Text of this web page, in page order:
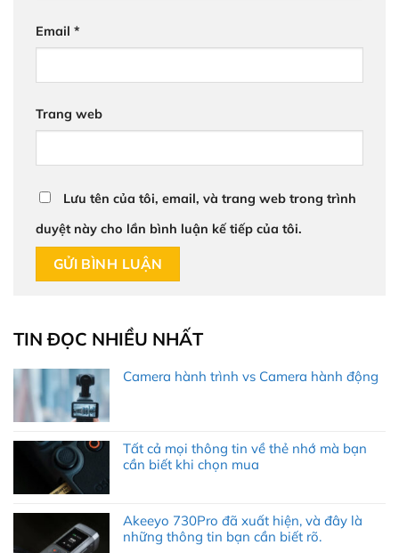
Email *
Trang web
Lưu tên của tôi, email, và trang web trong trình
duyệt này cho lần bình luận kế tiếp của tôi.
TIN ĐỌC NHIỀU NHẤT
Camera hành trình vs Camera hành động
Tất cả mọi thông tin về thẻ nhớ mà bạn
cần biết khi chọn mua
Akeeyo 730Pro đã xuất hiện, và đây là
những thông tin bạn cần biết rõ.